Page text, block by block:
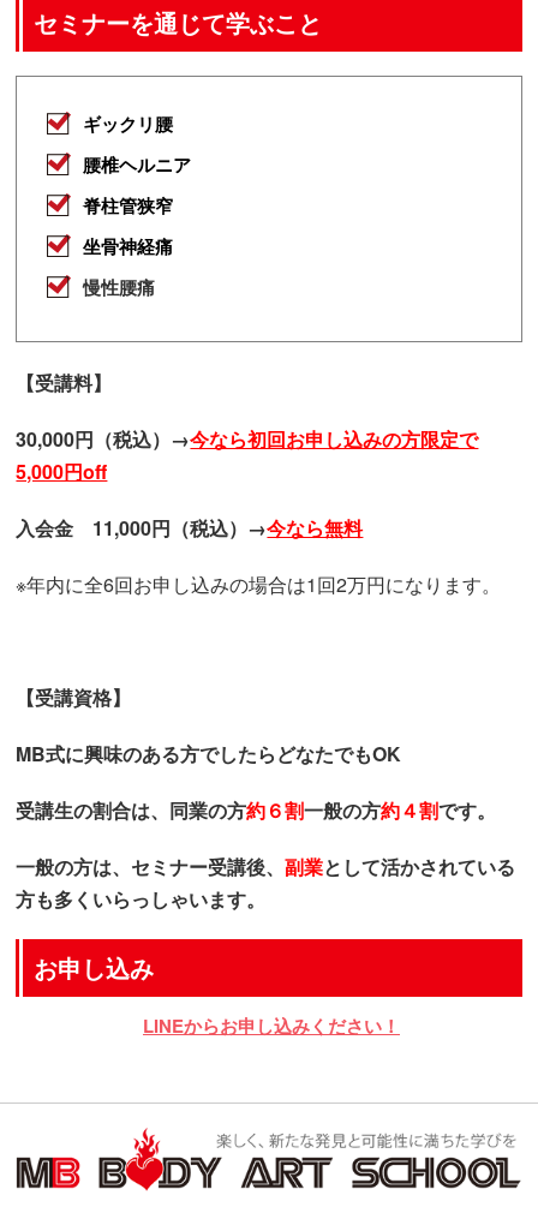
セミナーを通じて学ぶこと
ギックリ腰
腰椎ヘルニア
脊柱管狭窄
坐骨神経痛
慢性腰痛
【受講料】
30,000円（税込）→今なら初回お申し込みの方限定で
5,000円off
入会金 11,000円（税込）→今なら無料
※年内に全6回お申し込みの場合は1回2万円になります。
【受講資格】
MB式に興味のある方でしたらどなたでもOK
受講生の割合は、同業の方約６割一般の方約４割です。
一般の方は、セミナー受講後、副業として活かされている
方も多くいらっしゃいます。
お申し込み
LINEからお申し込みください！